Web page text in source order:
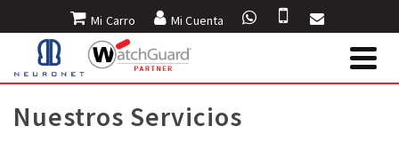
Mi Carro Mi Cuenta
INICIO SERVICIOS
Nuestros Servicios